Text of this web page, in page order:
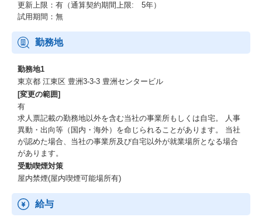
更新上限：有（通算契約期間上限: 5年）
試用期間：無
勤務地
勤務地1
東京都 江東区 豊洲3-3-3 豊洲センタービル
[変更の範囲]
有
求人票記載の勤務地以外を含む当社の事業所もしくは自宅。 人事
異動・出向等（国内・海外）を命じられることがあります。 当社
が認めた場合、当社の事業所及び自宅以外が就業場所となる場合
があります。
受動喫煙対策
屋内禁煙(屋内喫煙可能場所有)
給与